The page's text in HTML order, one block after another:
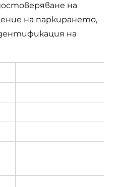
на
на паркирането,
на